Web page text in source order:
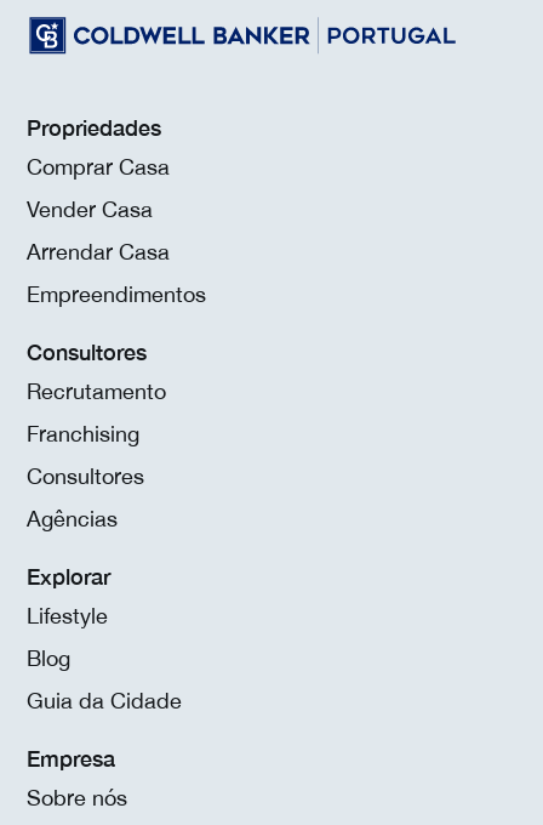
Propriedades
Comprar Casa
Vender Casa
Arrendar Casa
Empreendimentos
Consultores
Recrutamento
Franchising
Consultores
Agências
Explorar
Lifestyle
Blog
Guia da Cidade
Empresa
Sobre nós